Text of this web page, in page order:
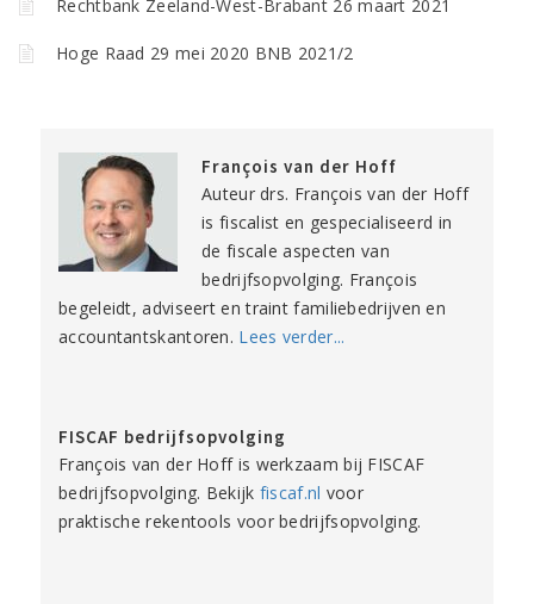
Rechtbank Zeeland-West-Brabant 26 maart 2021
Hoge Raad 29 mei 2020 BNB 2021/2
François van der Hoff
Auteur drs. François van der Hoff
is fiscalist en gespecialiseerd in
de fiscale aspecten van
bedrijfsopvolging. François
begeleidt, adviseert en traint familiebedrijven en
accountantskantoren. Lees verder...
FISCAF bedrijfsopvolging
François van der Hoff is werkzaam bij FISCAF
bedrijfsopvolging. Bekijk fiscaf.nl voor
praktische rekentools voor bedrijfsopvolging.